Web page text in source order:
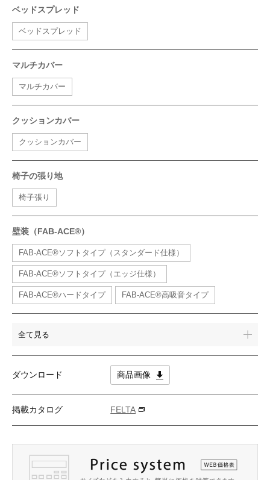
ベッドスプレッド
ベッドスプレッド
マルチカバー
マルチカバー
クッションカバー
クッションカバー
椅子の張り地
椅子張り
壁装（FAB-ACE®）
FAB-ACE®ソフトタイプ（スタンダード仕様）
FAB-ACE®ソフトタイプ（エッジ仕様）
FAB-ACE®ハードタイプ FAB-ACE®高吸音タイプ
全て見る
ダウンロード 商品画像
掲載カタログ FELTA